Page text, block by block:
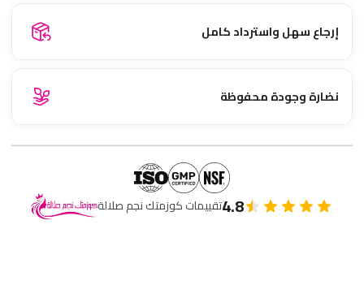
إرجاع سهل واسترداد كامل
نضارة وجودة محفوظة
4.8تقييمات كوزمتك نجم صلالة